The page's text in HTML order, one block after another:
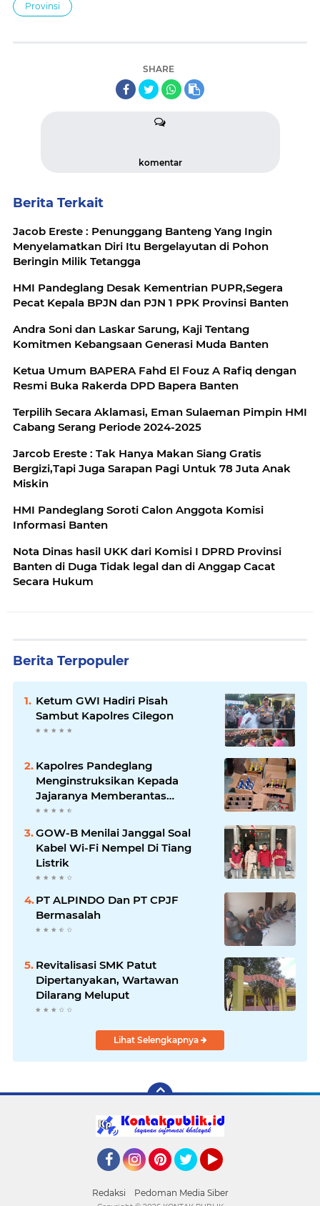
Provinsi
SHARE
komentar
Berita Terkait
Jacob Ereste : Penunggang Banteng Yang Ingin
Menyelamatkan Diri Itu Bergelayutan di Pohon
Beringin Milik Tetangga
HMI Pandeglang Desak Kementrian PUPR,Segera
Pecat Kepala BPJN dan PJN 1 PPK Provinsi Banten
Andra Soni dan Laskar Sarung, Kaji Tentang
Komitmen Kebangsaan Generasi Muda Banten
Ketua Umum BAPERA Fahd El Fouz A Rafiq dengan
Resmi Buka Rakerda DPD Bapera Banten
Terpilih Secara Aklamasi, Eman Sulaeman Pimpin HMI
Cabang Serang Periode 2024-2025
Jarcob Ereste : Tak Hanya Makan Siang Gratis
Bergizi,Tapi Juga Sarapan Pagi Untuk 78 Juta Anak
Miskin
HMI Pandeglang Soroti Calon Anggota Komisi
Informasi Banten
Nota Dinas hasil UKK dari Komisi I DPRD Provinsi
Banten di Duga Tidak legal dan di Anggap Cacat
Secara Hukum
Berita Terpopuler
Ketum GWI Hadiri Pisah
Sambut Kapolres Cilegon
Kapolres Pandeglang
Menginstruksikan Kepada
Jajaranya Memberantas
Peredaran Miras
GOW-B Menilai Janggal Soal
Kabel Wi-Fi Nempel Di Tiang
Listrik
PT ALPINDO Dan PT CPJF
Bermasalah
Revitalisasi SMK Patut
Dipertanyakan, Wartawan
Dilarang Meluput
Lihat Selengkapnya
Redaksi Pedoman Media Siber